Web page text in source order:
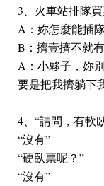
3、火車站排隊
A：妳怎麼能插
B：擠壹擠不就
A：小夥子，妳
要是把我擠躺下
4、“請問，有軟
“沒有”
“硬臥票呢？”
“沒有”